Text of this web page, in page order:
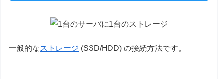
一般的なストレージ (SSD/HDD) の接続方法です。